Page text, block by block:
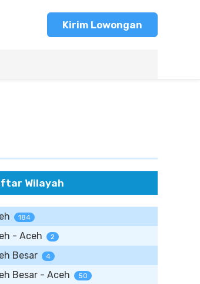
Kirim Lowongan
Wilayah
184
- Aceh 2
Besar 4
Besar - Aceh 50